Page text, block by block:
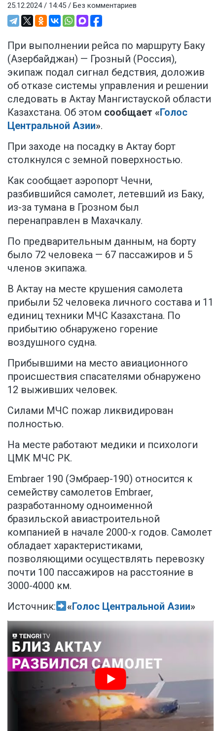
25.12.2024 / 14:45 / Без комментариев
При выполнении рейса по маршруту Баку
(Азербайджан) — Грозный (Россия),
экипаж подал сигнал бедствия, доложив
об отказе системы управления и решении
следовать в Актау Мангистауской области
Казахстана. Об этом сообщает «Голос
Центральной Азии».
При заходе на посадку в Актау борт
столкнулся с земной поверхностью.
Как сообщает аэропорт Чечни,
разбившийся самолет, летевший из Баку,
из-за тумана в Грозном был
перенаправлен в Махачкалу.
По предварительным данным, на борту
было 72 человека — 67 пассажиров и 5
членов экипажа.
В Актау на месте крушения самолета
прибыли 52 человека личного состава и 11
единиц техники МЧС Казахстана. По
прибытию обнаружено горение
воздушного судна.
Прибывшими на место авиационного
происшествия спасателями обнаружено
12 выживших человек.
Силами МЧС пожар ликвидирован
полностью.
На месте работают медики и психологи
ЦМК МЧС РК.
Embraer 190 (Эмбраер-190) относится к
семейству самолетов Embraer,
разработанному одноименной
бразильской авиастроительной
компанией в начале 2000-х годов. Самолет
обладает характеристиками,
позволяющими осуществлять перевозку
почти 100 пассажиров на расстояние в
3000-4000 км.
Источник:
«Голос Центральной Азии»